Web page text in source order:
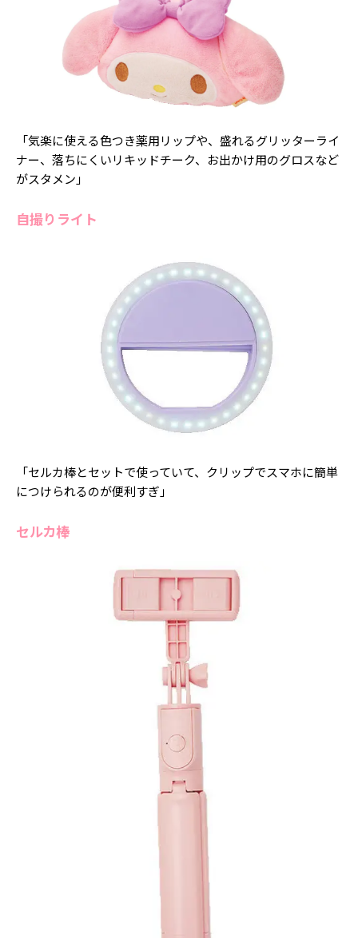
「気楽に使える色つき薬用リップや、盛れるグリッターライ
ナー、落ちにくいリキッドチーク、お出かけ用のグロスなど
がスタメン」
自撮りライト
「セルカ棒とセットで使っていて、クリップでスマホに簡単
につけられるのが便利すぎ」
セルカ棒